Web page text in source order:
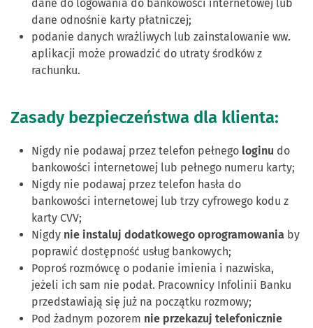
dane do logowania do bankowości internetowej lub
dane odnośnie karty płatniczej;
podanie danych wrażliwych lub zainstalowanie ww.
aplikacji może prowadzić do utraty środków z
rachunku.
Zasady bezpieczeństwa dla klienta:
Nigdy nie podawaj przez telefon pełnego loginu do
bankowości internetowej lub pełnego numeru karty;
Nigdy nie podawaj przez telefon hasła do
bankowości internetowej lub trzy cyfrowego kodu z
karty CVV;
Nigdy nie instaluj dodatkowego oprogramowania by
poprawić dostępność usług bankowych;
Poproś rozmówcę o podanie imienia i nazwiska,
jeżeli ich sam nie podał. Pracownicy Infolinii Banku
przedstawiają się już na początku rozmowy;
Pod żadnym pozorem nie przekazuj telefonicznie